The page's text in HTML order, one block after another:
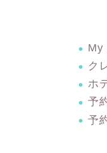
My
ク
ホ
予
予